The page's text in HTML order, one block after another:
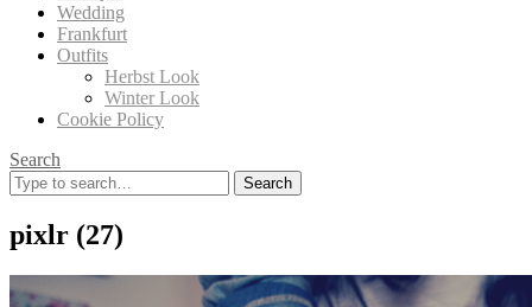
Wedding
Frankfurt
Outfits
Herbst Look
Winter Look
Cookie Policy
Search
Search
for:
pixlr (27)